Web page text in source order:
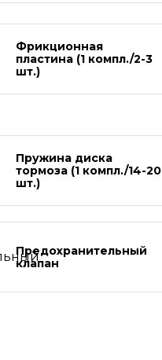
Фрикционная
пластина (1 компл./2-3
шт.)
Пружина диска
тормоза (1 компл./14-20
шт.)
Предохранительный
клапан